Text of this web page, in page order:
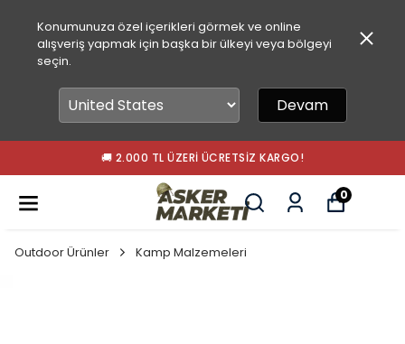
Konumunuza özel içerikleri görmek ve online
alışveriş yapmak için başka bir ülkeyi veya bölgeyi
seçin.
Devam
🚚 2.000 TL ÜZERI ÜCRETSIZ KARGO!
0
Outdoor Ürünler Kamp Malzemeleri